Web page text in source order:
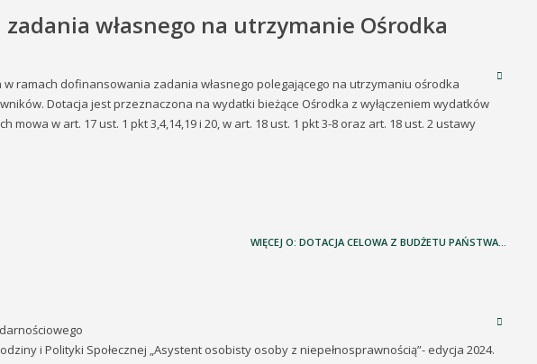
własnego na utrzymanie Ośrodka
ramach dofinansowania zadania własnego polegającego na utrzymaniu ośrodka
Dotacja jest przeznaczona na wydatki bieżące Ośrodka z wyłączeniem wydatków
w art. 17 ust. 1 pkt 3,4,14,19 i 20, w art. 18 ust. 1 pkt 3-8 oraz art. 18 ust. 2 ustawy
WIĘCEJ O: DOTACJA CELOWA Z BUDŻETU PAŃSTWA...
i Polityki Społecznej „Asystent osobisty osoby z niepełnosprawnością”- edycja 2024.